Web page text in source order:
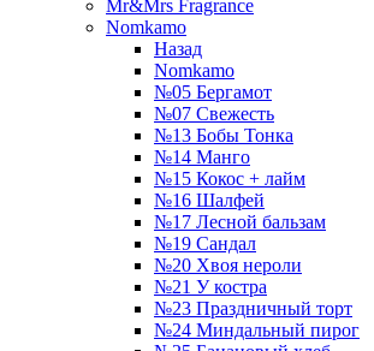
Mr&Mrs Fragrance
Nomkamo
Назад
Nomkamo
№05 Бергамот
№07 Свежесть
№13 Бобы Тонка
№14 Манго
№15 Кокос + лайм
№16 Шалфей
№17 Лесной бальзам
№19 Сандал
№20 Хвоя нероли
№21 У костра
№23 Праздничный торт
№24 Миндальный пирог